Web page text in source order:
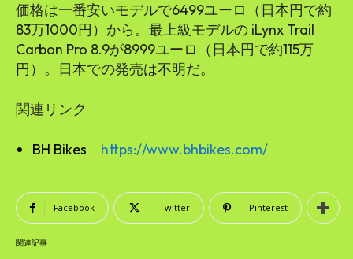
価格は一番安いモデルで6499ユーロ（日本円で約
83万1000円）から。最上級モデルの iLynx Trail
Carbon Pro 8.9が8999ユーロ（日本円で約115万
円）。日本での発売は不明だ。
関連リンク
BH Bikes https://www.bhbikes.com/
Facebook Twitter Pinterest
関連記事